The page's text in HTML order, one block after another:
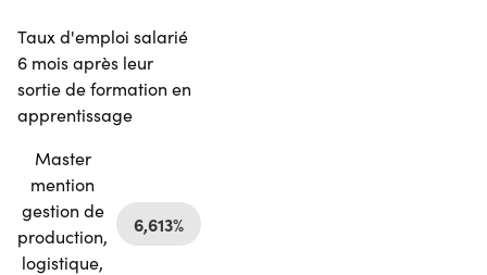
Taux d'emploi salarié
6 mois après leur
sortie de formation en
apprentissage
Master
mention
gestion de
production,
logistique,
6,613%